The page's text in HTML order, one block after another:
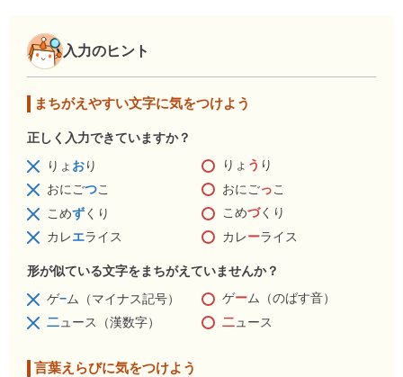
入力のヒント
まちがえやすい文字に気をつけよう
正しく入力できていますか？
りょ おり りょ う り
おにごつこ おにごっこ
こめずくり こめづくり
カレエライス カレーライス
形が似ている文字をまちがえていませんか？
ゲ−ム（マイナス記号） ゲーム（のばす音）
二ュース（漢数字） 二ュース
言葉えらびに気をつけよう